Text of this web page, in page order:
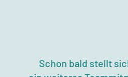
Schon bald stellt